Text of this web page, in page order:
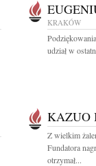
KRAKÓW
udział w
KAZUO
Z wielkim
Fundatora
otrzymał...